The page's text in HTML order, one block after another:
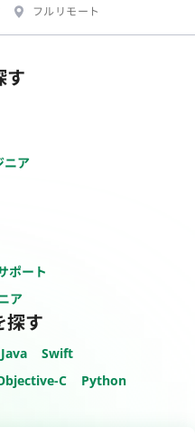
フルリモート
す
ニア
ポート
ア
探す
Swift
C Python